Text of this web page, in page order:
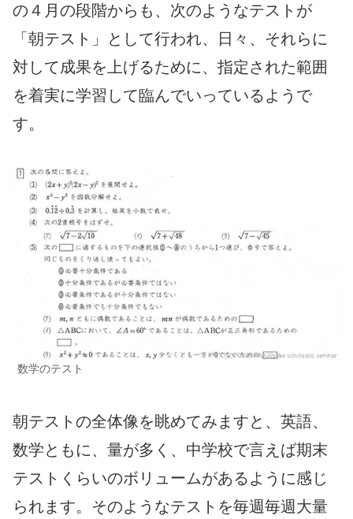
の４月の段階からも、次のようなテストが
「朝テスト」として行われ、日々、それらに
対して成果を上げるために、指定された範囲
を着実に学習して臨んでいっているようで
す。
数学のテスト
朝テストの全体像を眺めてみますと、英語、
数学ともに、量が多く、中学校で言えば期末
テストくらいのボリュームがあるように感じ
られます。そのようなテストを毎週毎週大量